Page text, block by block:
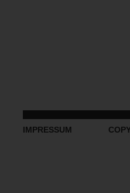
IMPRESSUM